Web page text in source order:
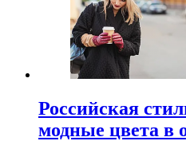
Российская
модные цвета в